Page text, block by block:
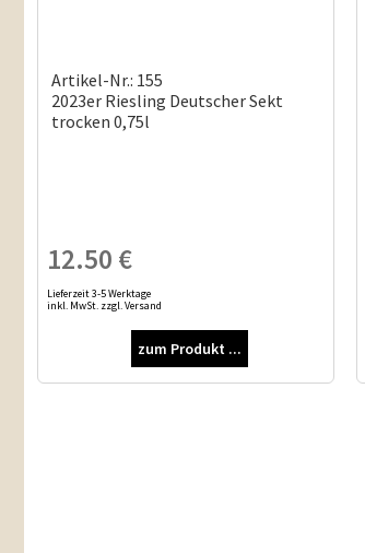
Artikel-Nr.: 155
2023er Riesling Deutscher Sekt
trocken 0,75l
Lieferzeit 3-5 Werktage
inkl. MwSt. zzgl. Versand
12.50 €
zum Produkt ...